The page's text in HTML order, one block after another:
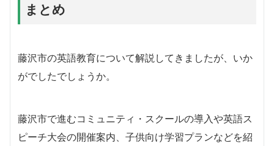
まとめ
藤沢市の英語教育について解説してきましたが、いか
がでしたでしょうか。
藤沢市で進むコミュニティ・スクールの導入や英語ス
ピーチ大会の開催案内、子供向け学習プランなどを紹